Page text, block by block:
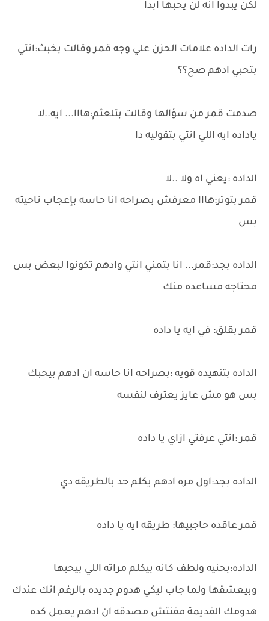
لكن يبدوا انه لن يحبها ابدا
رات الداده علامات الحزن علي وجه قمر وقالت بخبث:انتي
بتحبي ادهم صح؟؟
صدمت قمر من سؤالها وقالت بتلعثم:هااا... ايه..لا
ياداده ايه اللي انتي بتقوليه دا
الداده :يعني اه ولا ..لا
قمر بتوتر:هااا معرفش بصراحه انا حاسه بإعجاب ناحيته
بس
الداده بجد:قمر... انا بتمني انتي وادهم تكونوا لبعض بس
محتاجه مساعده منك
قمر بقلق: في ايه يا داده
الداده بتنهيده قويه :بصراحه انا حاسه ان ادهم بيحبك
بس هو مش عايز يعترف لنفسه
قمر :انتي عرفتي ازاي يا داده
الداده بجد:اول مره ادهم يكلم حد بالطريقه دي
قمر عاقده حاجبيها: طريقه ايه يا داده
الداده:بحنيه ولطف كانه بيكلم مراته اللي بيحبها
وبيعشقها ولما جاب ليكي هدوم جديده بالرغم انك عندك
هدومك القديمة مقنتش مصدقه ان ادهم يعمل كده